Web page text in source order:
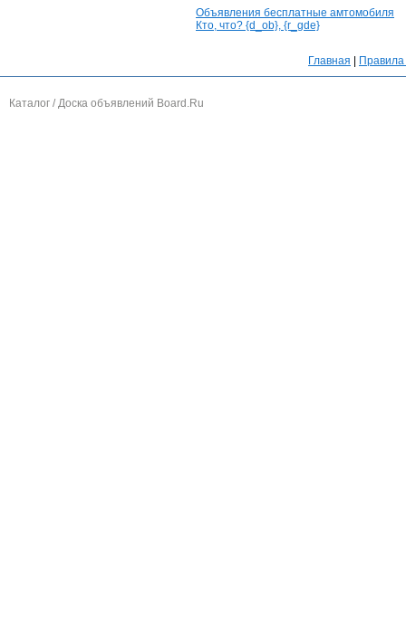
Объявления бесплатные амтомобиля
Кто, что? {d_ob}, {r_gde}
Главная
Каталог / Доска объявлений Board.Ru